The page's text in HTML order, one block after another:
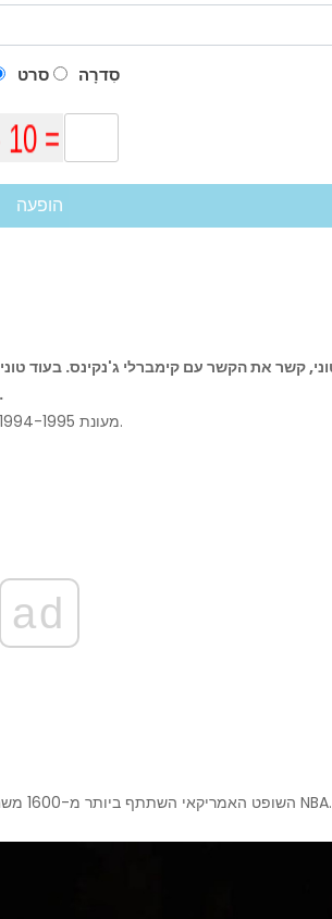
סרט סִדרָה
הופעה
המשפט, אשתו מטפלת בעסקי המסעדות המשפחתיות.
אחים טוני החל לשפוט ב-NBA מעונת 1994-1995 ונמצא כעת בשנתו ה-29.
ad
השופט האמריקאי השתתף ביותר מ-1600 משחקי העונה הרגילה, 174 משחקי פלייאוף ו-15 משחקי גמר NBA.